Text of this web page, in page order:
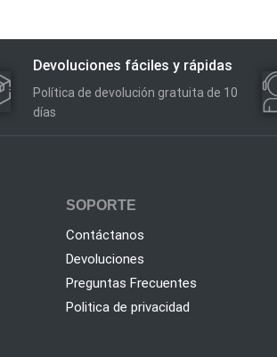
Devoluciones fáciles y rápidas
Política de devolución gratuita de 10
días
SOPORTE
Contáctanos
Devoluciones
Preguntas Frecuentes
Politica de privacidad